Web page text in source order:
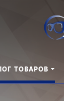
ТОВАРОВ